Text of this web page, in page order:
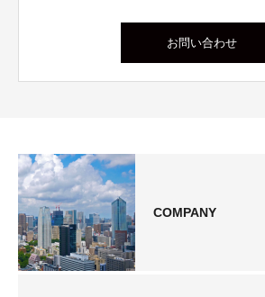
お問い合わせ
COMPANY